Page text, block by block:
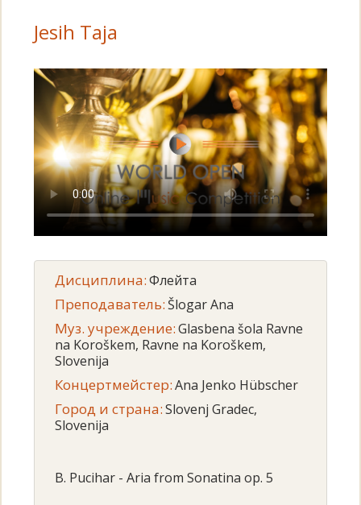
Jesih Taja
Дисциплина:Флейта
Преподаватель: Šlogar Ana
Муз. учреждение:Glasbena šola Ravne
na Koroškem, Ravne na Koroškem,
Slovenija
Концертмейстер:Ana Jenko Hübscher
Город и страна:Slovenj Gradec,
Slovenija
B. Pucihar - Aria from Sonatina op. 5